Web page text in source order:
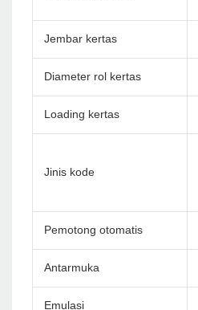
Jembar kertas
Diameter rol kertas
Loading kertas
Jinis kode
Pemotong otomatis
Antarmuka
Emulasi